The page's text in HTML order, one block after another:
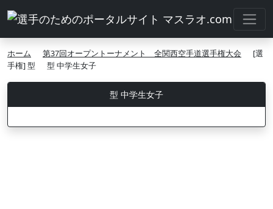
ホーム 第37回オープントーナメント 全関西空手道選手権大会
[選
手権] 型
型 中学生女子
型 中学生女子